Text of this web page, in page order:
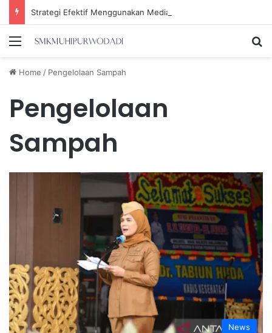
Menu
Home / Pengelolaan Sampah
Pengelolaan
Sampah
News